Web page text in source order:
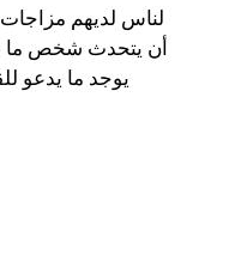
لناس لديهم مزاجات
أن يتحدث شخص ما